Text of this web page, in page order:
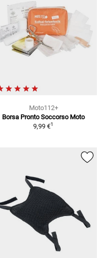
Moto112+
Borsa Pronto Soccorso Moto
9,99 €1